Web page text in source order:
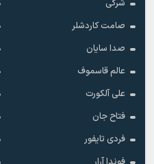
شرگی
صامت کاردشلر
صدا سایان
عالم قاسموف
علی آلکورت
فتاح جان
فردی تایفور